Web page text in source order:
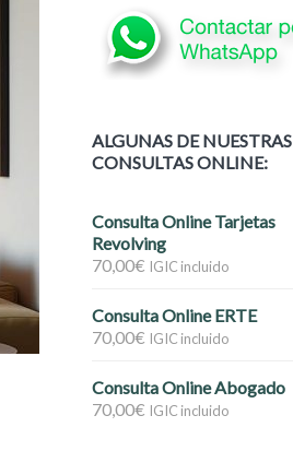
ALGUNAS DE NUESTRAS
CONSULTAS ONLINE:
Consulta Online Tarjetas
Revolving
70,00€ IGIC incluido
Consulta Online ERTE
70,00€ IGIC incluido
Consulta Online Abogado
70,00€ IGIC incluido